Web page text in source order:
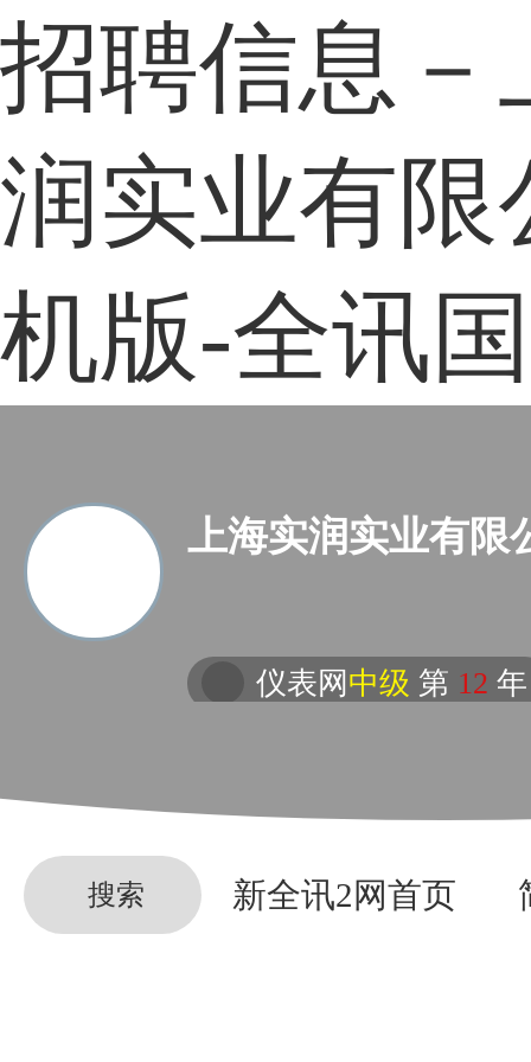
招聘信息－
润实业有限
机版-全讯
上海实润实业有限
仪表网中级 第 12 年
搜索 新全讯2网首页